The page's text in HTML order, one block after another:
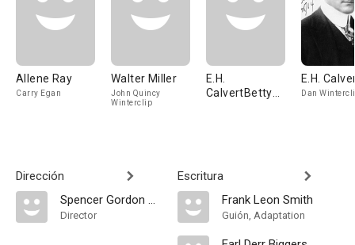
Allene Ray
Carry Egan
Walter Miller
John Quincy
Winterclip
E.H.
CalvertBetty
E.H.
Dan
Dirección
Spencer Gordon Bennet
Director
Escritura
Frank Leon Smith
Guión, Adaptation